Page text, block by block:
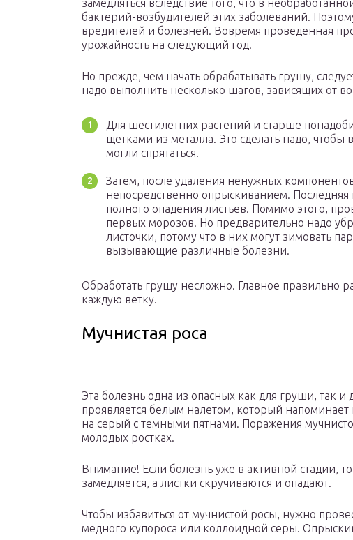
замедляться вследствие того, что в
бактерий-возбудителей этих заболеваний.
вредителей и болезней. Вовремя проведенная
урожайность на следующий год.
Но прежде, чем начать обрабатывать грушу,
надо выполнить несколько шагов, зависящих от
Для шестилетних растений и старше
щетками из металла. Это сделать надо,
могли спрятаться.
Затем, после удаления ненужных компонентов
непосредственно опрыскиванием.
полного опадения листьев. Помимо этого,
первых морозов. Но предварительно надо
листочки, потому что в них могут зимовать
вызывающие различные болезни.
Обработать грушу несложно. Главное правильно
каждую ветку.
Мучнистая роса
Эта болезнь одна из опасных как для груши, так и
проявляется белым налетом, который напоминает
на серый с темными пятнами. Поражения
молодых ростках.
Внимание! Если болезнь уже в активной стадии,
замедляется, а листки скручиваются и опадают.
Чтобы избавиться от мучнистой росы, нужно
медного купороса или коллоидной серы.